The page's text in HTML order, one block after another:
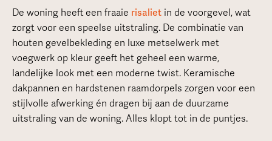
De woning heeft een fraaie risalietin de voorgevel, wat
zorgt voor een speelse uitstraling. De combinatie van
houten gevelbekleding en luxe metselwerk met
voegwerk op kleur geeft het geheel een warme,
landelijke look met een moderne twist. Keramische
dakpannen en hardstenen raamdorpels zorgen voor een
stijlvolle afwerking én dragen bij aan de duurzame
uitstraling van de woning. Alles klopt tot in de puntjes.